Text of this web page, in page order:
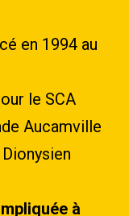
en 1994 au
le SCA
Aucamville
à